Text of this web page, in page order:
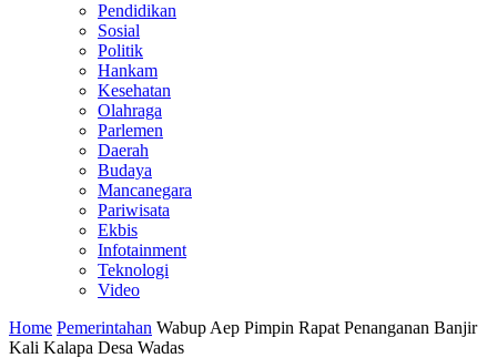
Pendidikan
Sosial
Politik
Hankam
Kesehatan
Olahraga
Parlemen
Daerah
Budaya
Mancanegara
Pariwisata
Ekbis
Infotainment
Teknologi
Video
Home Pemerintahan Wabup Aep Pimpin Rapat Penanganan Banjir
Kali Kalapa Desa Wadas